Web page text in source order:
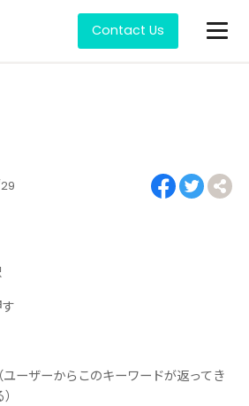
Contact Us
ーザーからこのキーワードが返ってき